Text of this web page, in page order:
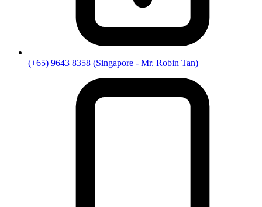
(+65) 9643 8358 (Singapore - Mr. Robin Tan)